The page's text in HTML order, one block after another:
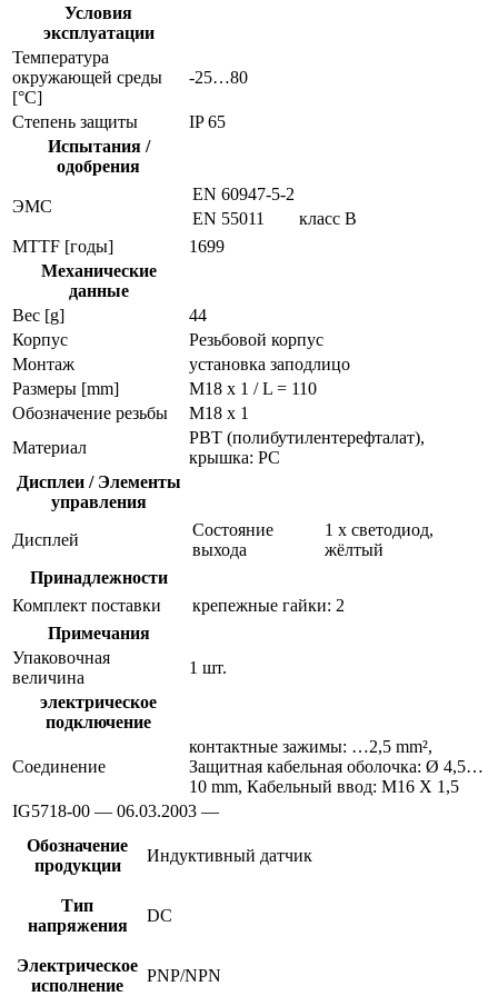
Условия
эксплуатации
Температура
окружающей среды
[°C]
-25…80
Степень защиты
IP 65
Испытания /
одобрения
ЭMC
EN 60947-5-2
EN 55011
класс B
MTTF [годы]
1699
Механические
данные
Вес [g]
44
Корпус
Резьбовой корпус
Монтаж
установка заподлицо
Размеры [mm]
M18 x 1 / L = 110
Обозначение резьбы
M18 x 1
Материал
PBT (полибутилентерефталат),
крышка: PC
Дисплеи / Элементы
управления
Дисплей
Состояние
выхода
1 x светодиод,
жёлтый
Принадлежности
Комплект поставки
крепежные гайки: 2
Примечания
Упаковочная
величина
1 шт.
электрическое
подключение
Соединение
контактные зажимы: …2,5 mm²,
Защитная кабельная оболочка: Ø 4,5…
10 mm, Кабельный ввод: M16 X 1,5
IG5718-00 — 06.03.2003 —
Обозначение
продукции
Индуктивный датчик
Тип
напряжения
DC
Электрическое
исполнение
PNP/NPN